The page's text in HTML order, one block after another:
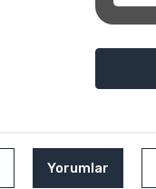
Yorumlar